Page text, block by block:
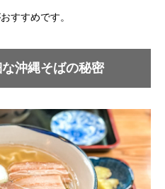
すすめです。
沖縄そばの秘密